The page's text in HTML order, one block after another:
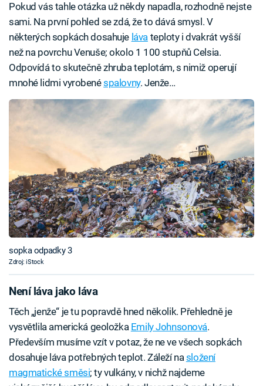
Pokud vás tahle otázka už někdy napadla, rozhodně nejste
sami. Na první pohled se zdá, že to dává smysl. V
některých sopkách dosahuje lávateploty i dvakrát vyšší
než na povrchu Venuše; okolo 1 100 stupňů Celsia.
Odpovídá to skutečně zhruba teplotám, s nimiž operují
mnohé lidmi vyrobenéspalovny. Jenže…
sopka odpadky 3
Zdroj: iStock
Není láva jako láva
Těch „jenže“ je tu popravdě hned několik. Přehledně je
vysvětlila americká geoložka Emily Johnsonová.
Především musíme vzít v potaz, že ne ve všech sopkách
dosahuje láva potřebných teplot. Záleží na složení
magmatické směsi; ty vulkány, v nichž najdeme